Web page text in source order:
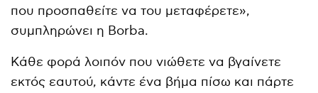
που προσπαθείτε να του μεταφέρετε»,
συμπληρώνει η Borba.
Κάθε φορά λοιπόν που νιώθετε να βγαίνετε
εκτός εαυτού, κάντε ένα βήμα πίσω και πάρτε